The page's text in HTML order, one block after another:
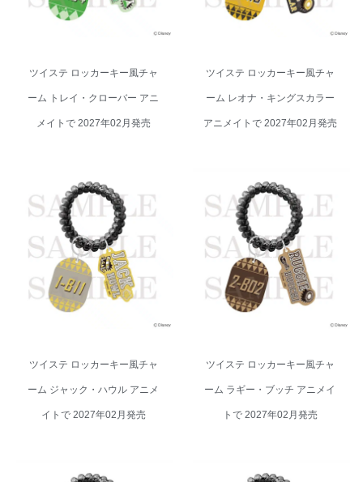
ツイステ ロッカーキー風チャ
ーム トレイ・クローバー アニ
メイトで 2027年02月発売
ツイステ ロッカーキー風チャ
ーム レオナ・キングスカラー
アニメイトで 2027年02月発売
ツイステ ロッカーキー風チャー
ム ジャック・ハウル アニメイト
で 2027年02月発売
ツイステ ロッカーキー風チャ
ーム ジャック・ハウル アニメ
イトで 2027年02月発売
ツイステ ロッカーキー風チャー
ム ラギー・ブッチ アニメイトで
2027年02月発売
ツイステ ロッカーキー風チャ
ーム ラギー・ブッチ アニメイ
トで 2027年02月発売